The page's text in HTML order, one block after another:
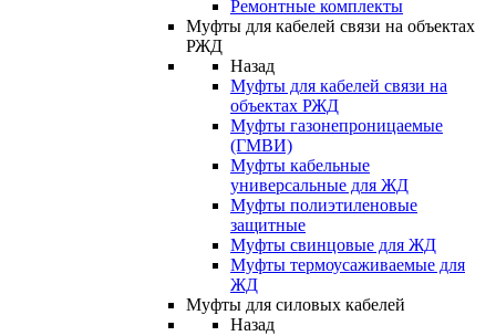
Ремонтные комплекты
Муфты для кабелей связи на объектах
РЖД
Назад
Муфты для кабелей связи на
объектах РЖД
Муфты газонепроницаемые
(ГМВИ)
Муфты кабельные
универсальные для ЖД
Муфты полиэтиленовые
защитные
Муфты свинцовые для ЖД
Муфты термоусаживаемые для
ЖД
Муфты для силовых кабелей
Назад